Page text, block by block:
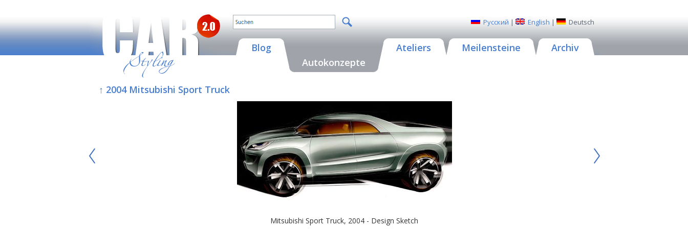
Русский | English | Deutsch
Blog
Autokonzepte
Ateliers Meilensteine Archiv
↑ 2004 Mitsubishi Sport Truck
Mitsubishi Sport Truck, 2004 - Design Sketch